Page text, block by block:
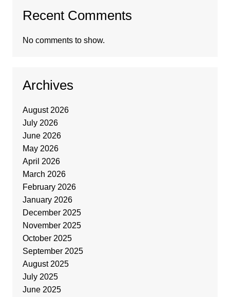
Recent Comments
No comments to show.
Archives
August 2026
July 2026
June 2026
May 2026
April 2026
March 2026
February 2026
January 2026
December 2025
November 2025
October 2025
September 2025
August 2025
July 2025
June 2025